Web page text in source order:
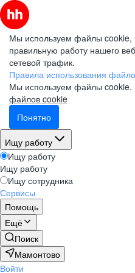
Мы используем файлы cookie,
правильную работу нашего
сетевой трафик.
Правила использования
Мы используем файлы cookie.
файлов cookie
Понятно
Ищу работу
Ищу работу
Ищу работу
Ищу сотрудника
Сервисы
Помощь
Ещё
Поиск
Мамонтово
Войти